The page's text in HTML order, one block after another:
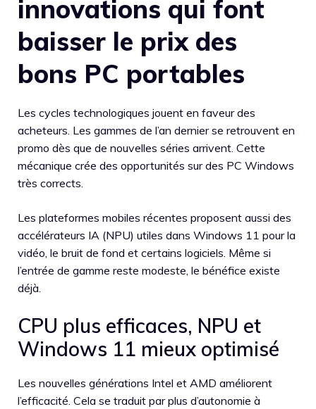
innovations qui font
baisser le prix des
bons PC portables
Les cycles technologiques jouent en faveur des
acheteurs. Les gammes de l’an dernier se retrouvent en
promo dès que de nouvelles séries arrivent. Cette
mécanique crée des opportunités sur des PC Windows
très corrects.
Les plateformes mobiles récentes proposent aussi des
accélérateurs IA (NPU) utiles dans Windows 11 pour la
vidéo, le bruit de fond et certains logiciels. Même si
l’entrée de gamme reste modeste, le bénéfice existe
déjà.
CPU plus efficaces, NPU et
Windows 11 mieux optimisé
Les nouvelles générations Intel et AMD améliorent
l’efficacité. Cela se traduit par plus d’autonomie à